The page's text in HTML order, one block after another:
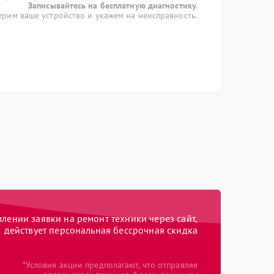
Записывайтесь на бесплатную диагностику.
ваше устройство и укажем на неисправность.
заявки на ремонт техники через сайт,
действует персональная бессрочная скидка
*Условия акции предполагают, что отправляя